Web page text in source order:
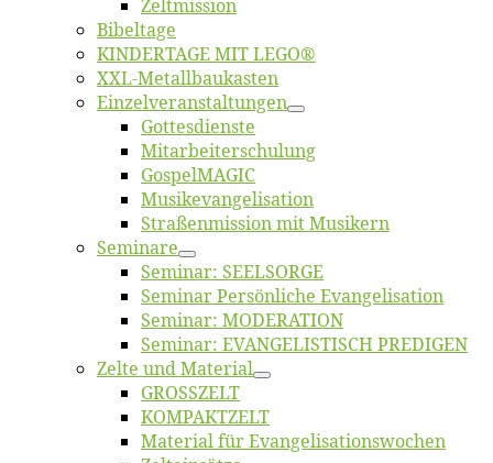
Zelt­mis­si­on
Bi­bel­ta­ge
KINDERTAGE MIT LEGO®
XXL-Me­­tal­l­­bau­­kas­­ten
Einzelver­an­stal­tungen
Got­tes­diens­te
Mitarbeiter­schulung
Gos­pel­MA­GIC
Musikevan­ge­li­sa­tion
Straßenmis­sion mit Musikern
Se­mi­na­re
Se­mi­nar: SEELSORGE
Se­mi­nar Per­sön­li­che Evangelisation
Se­mi­nar: MODERATION
Se­mi­nar: EVANGELISTISCH PREDIGEN
Zel­te und Material
GROSSZELT
KOMPAKTZELT
Ma­te­ri­al für Evangelisationswochen